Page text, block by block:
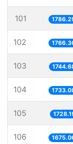
101
102
103
104
105
106